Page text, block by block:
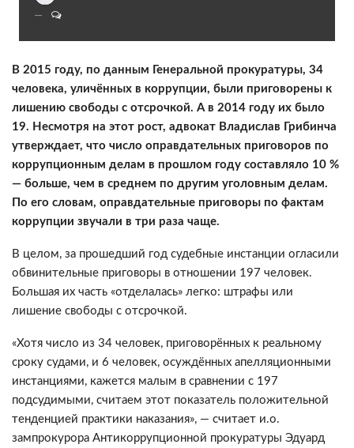
В 2015 году, по данным Генеральной прокуратуры, 34
человека, уличённых в коррупции, были приговорены к
лишению свободы с отсрочкой. А в 2014 году их было
19. Несмотря на этот рост, адвокат Владислав Грибинча
утверждает, что число оправдательных приговоров по
коррупционным делам в прошлом году составляло 10 %
— больше, чем в среднем по другим уголовным делам.
По его словам, оправдательные приговоры по фактам
коррупции звучали в три раза чаще.
В целом, за прошедший год судебные инстанции огласили
обвинительные приговоры в отношении 197 человек.
Большая их часть «отделалась» легко: штрафы или
лишение свободы с отсрочкой.
«Хотя число из 34 человек, приговорённых к реальному
сроку судами, и 6 человек, осуждённых апелляционными
инстанциями, кажется малым в сравнении с 197
подсудимыми, считаем этот показатель положительной
тенденцией практики наказания», — считает и.о.
зампрокурора Антикоррупционной прокуратуры Эдуард